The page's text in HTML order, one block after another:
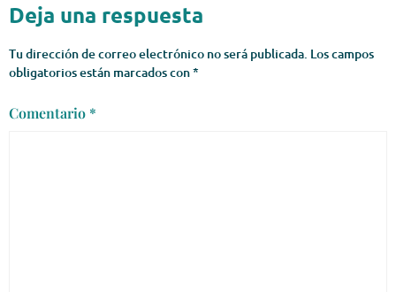
Deja una respuesta
Tu dirección de correo electrónico no será publicada. Los campos
obligatorios están marcados con*
Comentario *